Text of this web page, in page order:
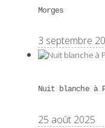
Morges
3 septembre
Nuit blanche à
25 août 2025